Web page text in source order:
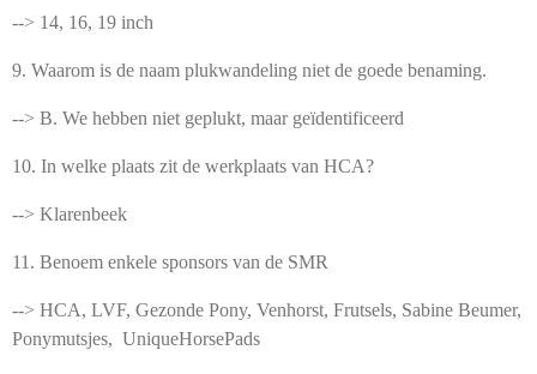
--> 14, 16, 19 inch
9. Waarom is de naam plukwandeling niet de goede benaming.
--> B. We hebben niet geplukt, maar geïdentificeerd
10. In welke plaats zit de werkplaats van HCA?
--> Klarenbeek
11. Benoem enkele sponsors van de SMR
--> HCA, LVF, Gezonde Pony, Venhorst, Frutsels, Sabine Beumer,
Ponymutsjes, UniqueHorsePads